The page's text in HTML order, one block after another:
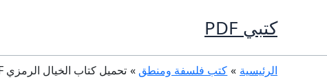
كتبي PDF
الرئيسية كتب فلسفة ومنطق تحميل كتاب الخيال الرمزي PDF تأليف جيلبير دوران كامل مجانا